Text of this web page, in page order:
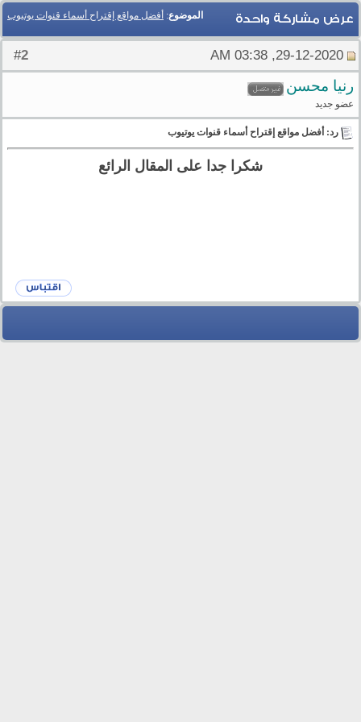
الموضوع: أفضل مواقع إقتراح أسماء قنوات يوتيوب عرض مشاركة واحدة
2
رنيا محسن
عضو جديد
رد: أفضل مواقع إقتراح أسماء قنوات يوتيوب
شكرا جدا على المقال الرائع